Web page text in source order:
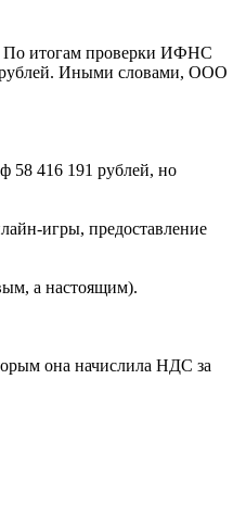
По итогам проверки ИФНС
Иными словами, ООО
58 416 191 рублей, но
игры, предоставление
а настоящим).
она начислила НДС за